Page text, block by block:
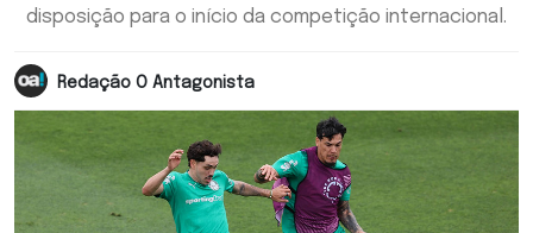
disposição para o início da competição internacional.
Redação O Antagonista